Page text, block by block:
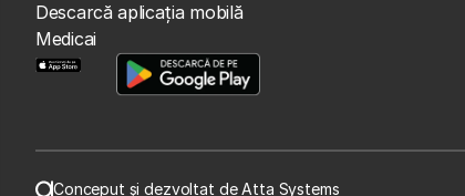
Descarcă aplicația mobilă
Medicai
Conceput și dezvoltat de Atta Systems